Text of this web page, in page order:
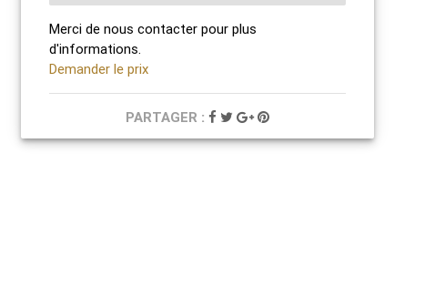
Merci de nous contacter pour plus
d'informations.
Demander le prix
PARTAGER :